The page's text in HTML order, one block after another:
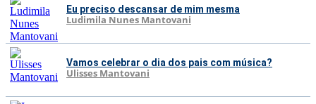
Eu preciso descansar de mim mesma
Ludimila Nunes Mantovani
Vamos celebrar o dia dos pais com música?
Ulisses Mantovani